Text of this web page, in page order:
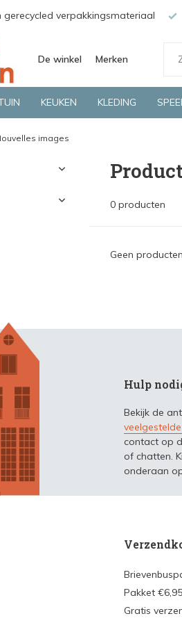
verpakkingsmateriaal
De winkel Merken
KEUKEN KLEDING
images
0 producten
Geen
Hulp
Bekijk de
contact op
of chatten.
onderaan
Pakket €6,95
Gratis